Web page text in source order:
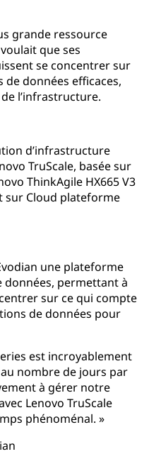
grande ressource
que ses
se concentrer sur
données efficaces,
l’infrastructure.
d’infrastructure
TruScale, basée sur
ThinkAgile HX665 V3
sur Cloud plateforme
une plateforme
données, permettant à
sur ce qui compte
de données pour
est incroyablement
nombre de jours par
à gérer notre
Lenovo TruScale
phénoménal. »